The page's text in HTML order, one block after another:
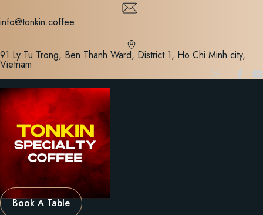
to
info@tonkin.coffee
91 Ly Tu Trong, Ben Thanh Ward, District 1, Ho Chi Minh city,
Vietnam
Book A Table